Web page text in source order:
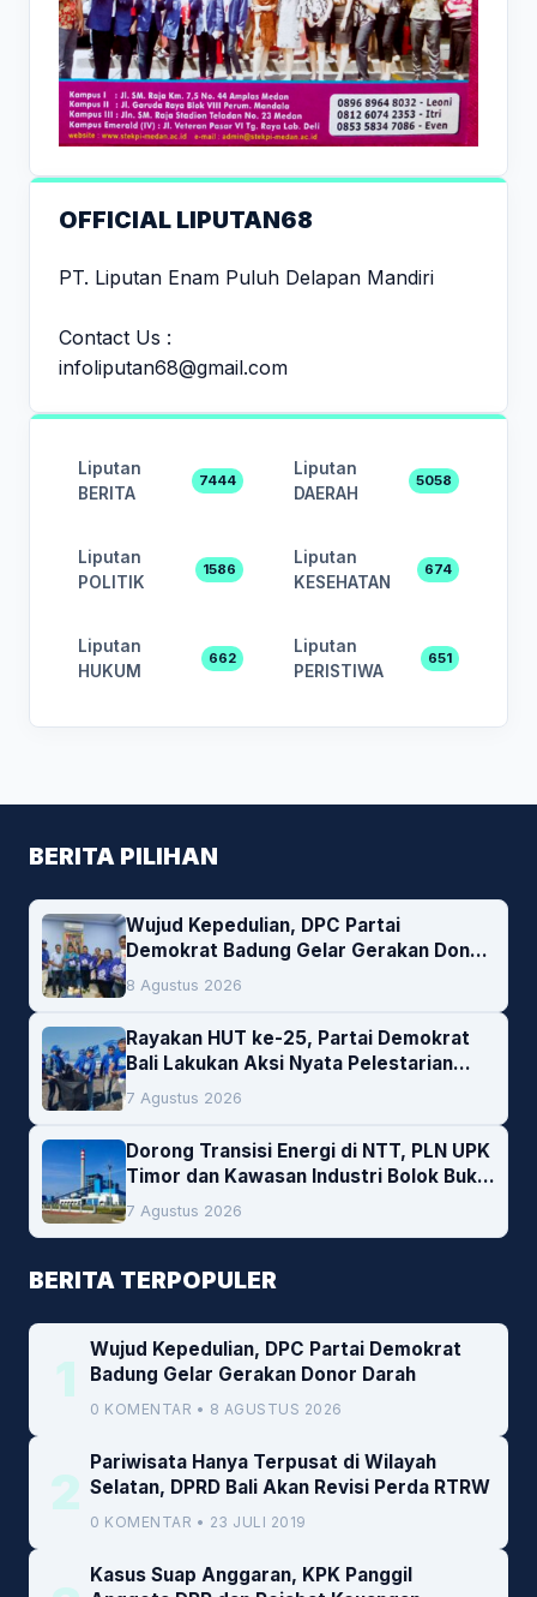
OFFICIAL LIPUTAN68
PT. Liputan Enam Puluh Delapan Mandiri
Contact Us :
infoliputan68@gmail.com
Liputan
BERITA
7444
Liputan
DAERAH
5058
Liputan
POLITIK
1586
Liputan
KESEHATAN
674
Liputan
HUKUM
662
Liputan
PERISTIWA
651
BERITA PILIHAN
Wujud Kepedulian, DPC Partai
Demokrat Badung Gelar Gerakan Donor
Darah
8 Agustus 2026
Rayakan HUT ke-25, Partai Demokrat
Bali Lakukan Aksi Nyata Pelestarian
Lingkungan
7 Agustus 2026
Dorong Transisi Energi di NTT, PLN UPK
Timor dan Kawasan Industri Bolok Buka
Peluang Investasi Woodchip untuk
Cofiring PLTU Bolok
7 Agustus 2026
BERITA TERPOPULER
1
Wujud Kepedulian, DPC Partai Demokrat
Badung Gelar Gerakan Donor Darah
0 KOMENTAR • 8 AGUSTUS 2026
2
Pariwisata Hanya Terpusat di Wilayah
Selatan, DPRD Bali Akan Revisi Perda RTRW
0 KOMENTAR • 23 JULI 2019
Kasus Suap Anggaran, KPK Panggil